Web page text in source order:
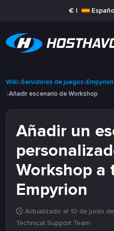
€ |
Wiki Servidores de juegos
Añadir escenario de Workshop
Añadir un
Workshop a
Empyrion
Actualizado el 10 de junio
Technical Support Team